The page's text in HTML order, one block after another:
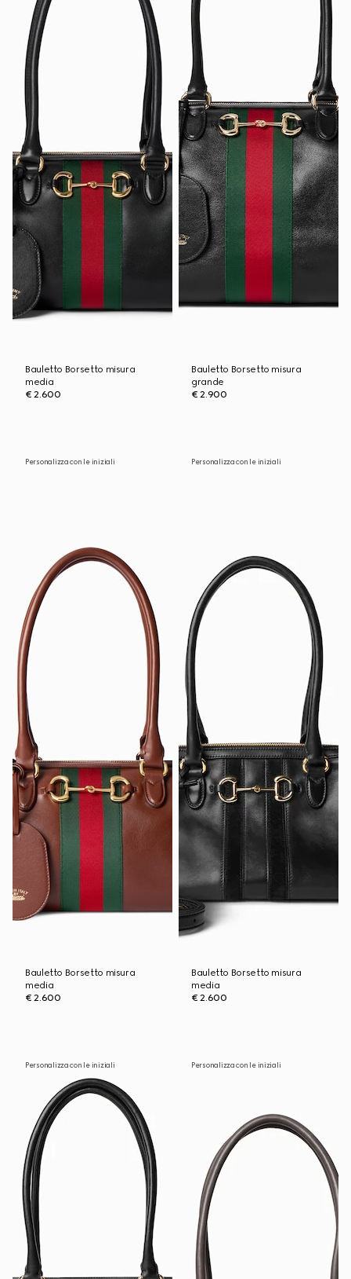
Bauletto Borsetto misura
media
€ 2.600
Bauletto Borsetto misura
grande
€ 2.900
Personalizza con le iniziali
Bauletto Borsetto misura
media
€ 2.600
Personalizza con le iniziali
Bauletto Borsetto misura
media
€ 2.600
Personalizza con le iniziali Personalizza con le iniziali